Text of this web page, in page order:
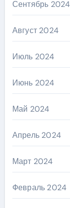
Сентябрь 2024
Август 2024
Июль 2024
Июнь 2024
Май 2024
Апрель 2024
Март 2024
Февраль 2024